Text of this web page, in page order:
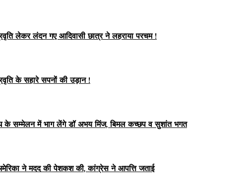
लेकर लंदन गए आदिवासी छात्र ने लहराया परचम !
के सहारे सपनों की उड़ान !
के सम्मेलन में भाग लेंगे डॉ अभय मिंज, बिमल कच्छप व सुशांत भगत
ने मदद की पेशकश की, कांग्रेस ने आपत्ति जताई